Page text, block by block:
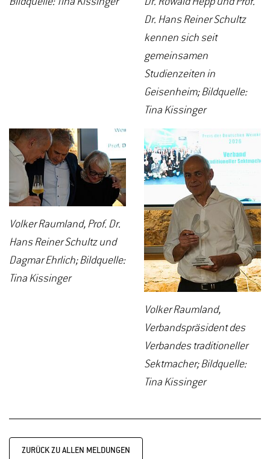
Dr. Hans Reiner Schultz
kennen sich seit
gemeinsamen
Studienzeiten in
Geisenheim; Bildquelle:
Tina Kissinger
Volker Raumland, Prof. Dr.
Hans Reiner Schultz und
Dagmar Ehrlich; Bildquelle:
Tina Kissinger
Volker Raumland,
Verbandspräsident des
Verbandes traditioneller
Sektmacher; Bildquelle:
Tina Kissinger
ZURÜCK ZU ALLEN MELDUNGEN